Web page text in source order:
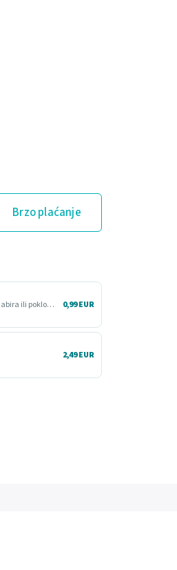
Brzo plaćanje
Više vremena da proizvod isprobaš kod kuće. Korisno kod nesigurnog odabira ili poklona.
0,99 EUR
2,49 EUR